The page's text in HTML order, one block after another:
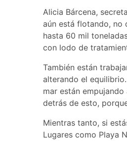
Alicia Bárcena,
aún está flotando, no
hasta 60 mil
con lodo de
También están
alterando el
mar están
detrás de esto,
Mientras tanto, si
Lugares como Playa